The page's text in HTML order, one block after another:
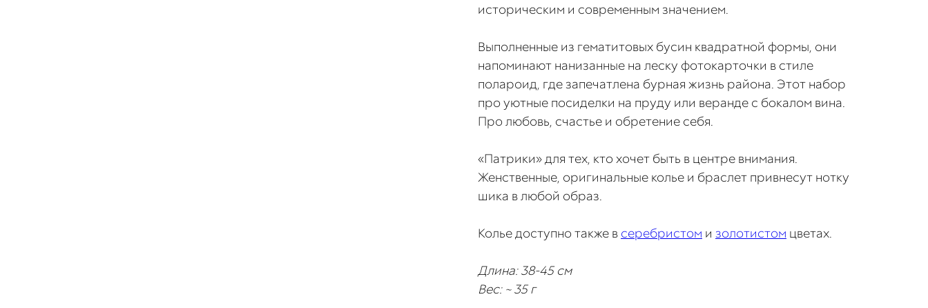
историческим и современным значением.
Выполненные из гематитовых бусин квадратной формы, они
напоминают нанизанные на леску фотокарточки в стиле
полароид, где запечатлена бурная жизнь района. Этот набор
про уютные посиделки на пруду или веранде с бокалом вина.
Про любовь, счастье и обретение себя.
«Патрики» для тех, кто хочет быть в центре внимания.
Женственные, оригинальные колье и браслет привнесут нотку
шика в любой образ.
Колье доступно также в серебристом и золотистом цветах.
Длина: 38-45 см
Вес: ~ 35 г